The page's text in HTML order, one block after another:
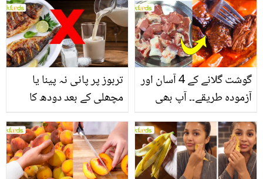
انگیز طبی فوائد
تربوز پر پانی نہ پینا یا
مچھلی کے بعد دودھ کا
سے متعلق غلط فہمیوں کی
حقیقت کیا ہے اور افواہ
کیا؟
گوشت گلانے کے 4 آسان اور
آزمودہ طریقے۔۔ آپ بھی
بتائے راز